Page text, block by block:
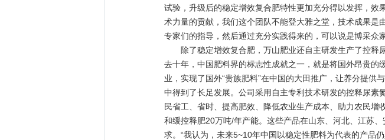
试验，升级后的稳定增效复合肥特性更加充分得以发挥，效
术力量的贡献，我们这个团队不能登大雅之堂，技术成果
专家们的指导，然后通过充分实践得来的，可以说是博采众
除了稳定增效复合肥，万山肥业还自主研发生产了控释
去十年，中国肥料界的标志性成就之一，就是将国外昂贵
业，实现了国外“贵族肥料”在中国的大田推广，让养分提
中得到了长足发展。公司采用自主专利技术研发的控释尿
民省工、省时、提高肥效、降低农业生产成本、助力农民
和缓控释肥20万吨/年产能。这些产品在山东、河北、江苏
求。“我认为，未来5~10年中国以稳定性肥料为代表的产品